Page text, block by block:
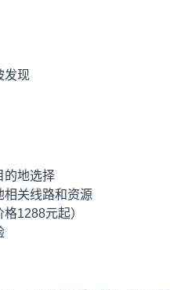
发现
的地选择
相关线路和资源
1288元起）